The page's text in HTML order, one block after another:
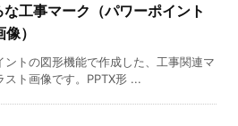
な工事マーク（パワーポイント
）
ントの図形機能で作成した、工事関連マ
スト画像です。PPTX形 ...